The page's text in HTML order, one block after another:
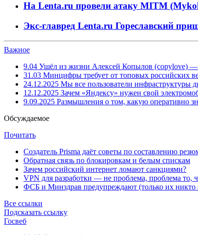
На Lenta.ru провели атаку MITM
Экс-главред Lenta.ru Гореславский
Важное
9.04 Ушёл из жизни Алексей Копылов (copylove) —
31.03 Минцифры требует от топовых российских
24.12.2025 Мы все пользователи инфраструктуры
12.12.2025 Зачем «Яндексу» нужен свой
9.09.2025 Размышления о том, какую оперативно
Обсуждаемое
Почитать
Создатель Prisma даёт советы по составлению
Обратная связь по блокировкам и белым спискам
Зачем российский интернет ломают санкциями?
VPN для разработки — не проблема, проблема то,
ФСБ и Минздрав предупреждают (только их никто
Все ссылки
Подсказать ссылку
Госвеб